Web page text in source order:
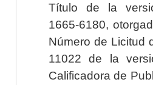
Título de la
1665-6180,
Número de Licitud
11022 de la
Calificadora de